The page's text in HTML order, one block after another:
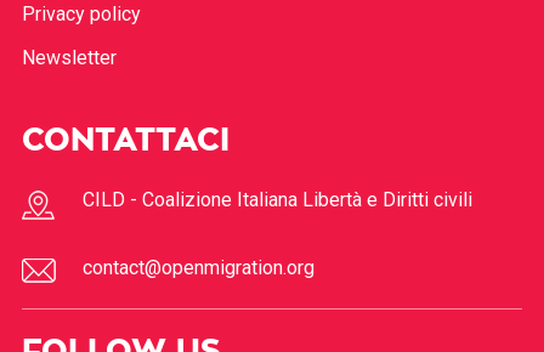
Privacy policy
Newsletter
CONTATTACI
CILD - Coalizione Italiana Libertà e Diritti civili
contact@openmigration.org